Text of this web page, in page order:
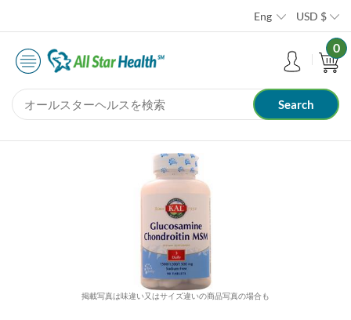
Eng USD $
0
掲載写真は味違い又はサイズ違いの商品写真の場合も